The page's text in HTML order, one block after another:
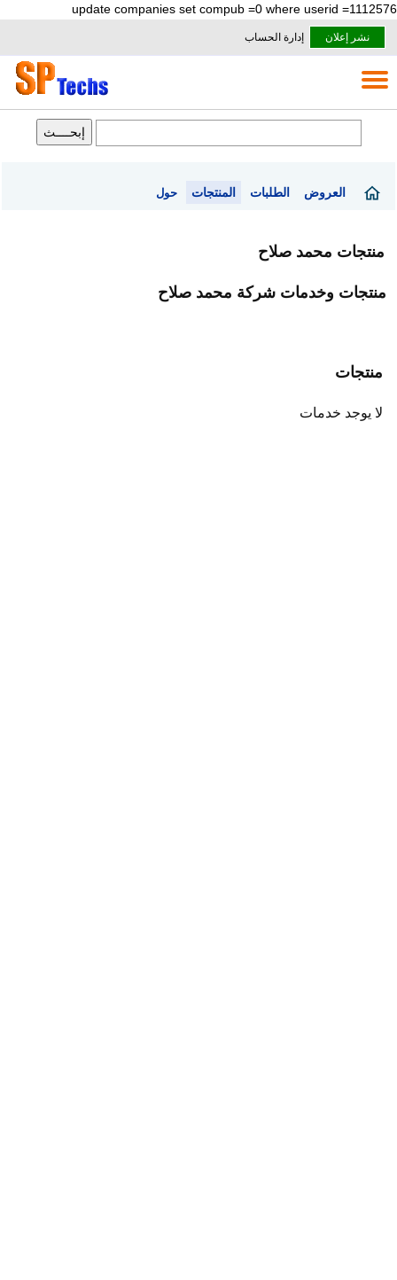
update companies set compub =0 where userid =1112576
نشر إعلان إدارة الحساب
العروض الطلبات المنتجات حول
منتجات محمد صلاح
منتجات وخدمات شركة محمد صلاح
منتجات
لا يوجد خدمات